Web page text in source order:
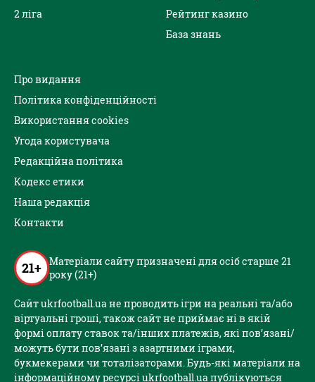
2 ліга
Рейтинг казино
База знань
Про видання
Політика конфіденційності
Використання cookies
Угода користувача
Редакційна політика
Кодекс етики
Наша редакція
Контакти
21+ Матеріали сайту призначені для осіб старше 21
року (21+)
Сайт ukrfootball.ua не проводить ігри на реальні та/або
віртуальні гроші, також сайт не приймає ні в якій
формі оплату ставок та/інших платежів, які пов’язані/
можуть бути пов’язані з азартними іграми,
букмекерами чи тоталізаторами. Будь-які матеріали на
інформаційному ресурсі ukrfootball.ua публікуються